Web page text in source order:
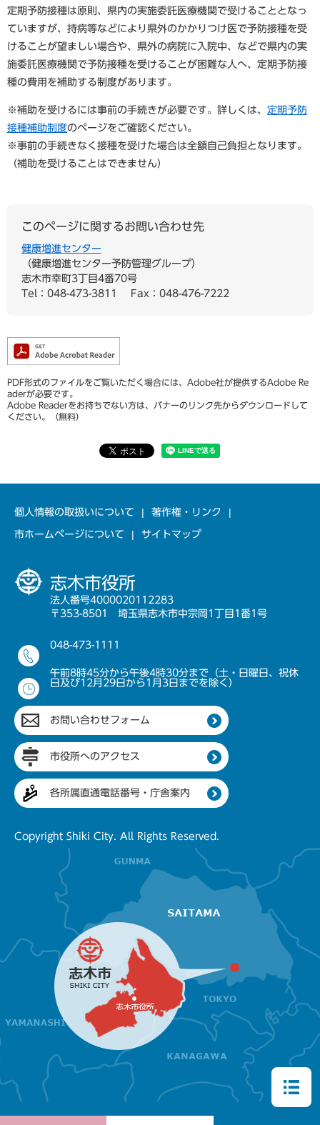
定期予防接種は原則、県内の実施委託医療機関で受けることとなっ
ていますが、持病等などにより県外のかかりつけ医で予防接種を受
けることが望ましい場合や、県外の病院に入院中、などで県内の実
施委託医療機関で予防接種を受けることが困難な人へ、定期予防接
種の費用を補助する制度があります。
※補助を受けるには事前の手続きが必要です。詳しくは、 定期予防
接種補助制度のページをご確認ください。
※事前の手続きなく接種を受けた場合は全額自己負担となります。
（補助を受けることはできません）
このページに関するお問い合わせ先
健康増進センター
健康増進センター予防管理グループ
志木市幸町3丁目4番70号
Tel：048-473-3811
Fax：048-476-7222
PDF形式のファイルをご覧いただく場合には、Adobe社が提供するAdobe Re
aderが必要です。
Adobe Readerをお持ちでない方は、バナーのリンク先からダウンロードして
ください。（無料）
個人情報の取扱いについて 著作権・リンク
市ホームページについて サイトマップ
志木市役所
法人番号4000020112283
〒353-8501 埼玉県志木市中宗岡1丁目1番1号
048-473-1111
午前8時45分から午後4時30分まで（土・日曜日、祝休
日及び12月29日から1月3日までを除く）
お問い合わせフォーム
市役所へのアクセス
各所属直通電話番号・庁舎案内
Copyright Shiki City. All Rights Reserved.